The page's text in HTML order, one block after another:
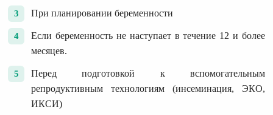
При планировании беременности
Если беременность не наступает в течение 12 и более
месяцев.
Перед подготовкой к вспомогательным
репродуктивным технологиям (инсеминация, ЭКО,
ИКСИ)